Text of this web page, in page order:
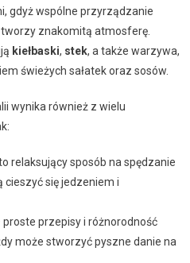
gdyż wspólne przyrządzanie
znakomitą atmosferę.
kiełbaski, stek, a także warzywa,
świeżych sałatek oraz sosów.
wynika również z wielu
relaksujący sposób na spędzanie
się jedzeniem i
proste przepisy i różnorodność
może stworzyć pyszne danie na